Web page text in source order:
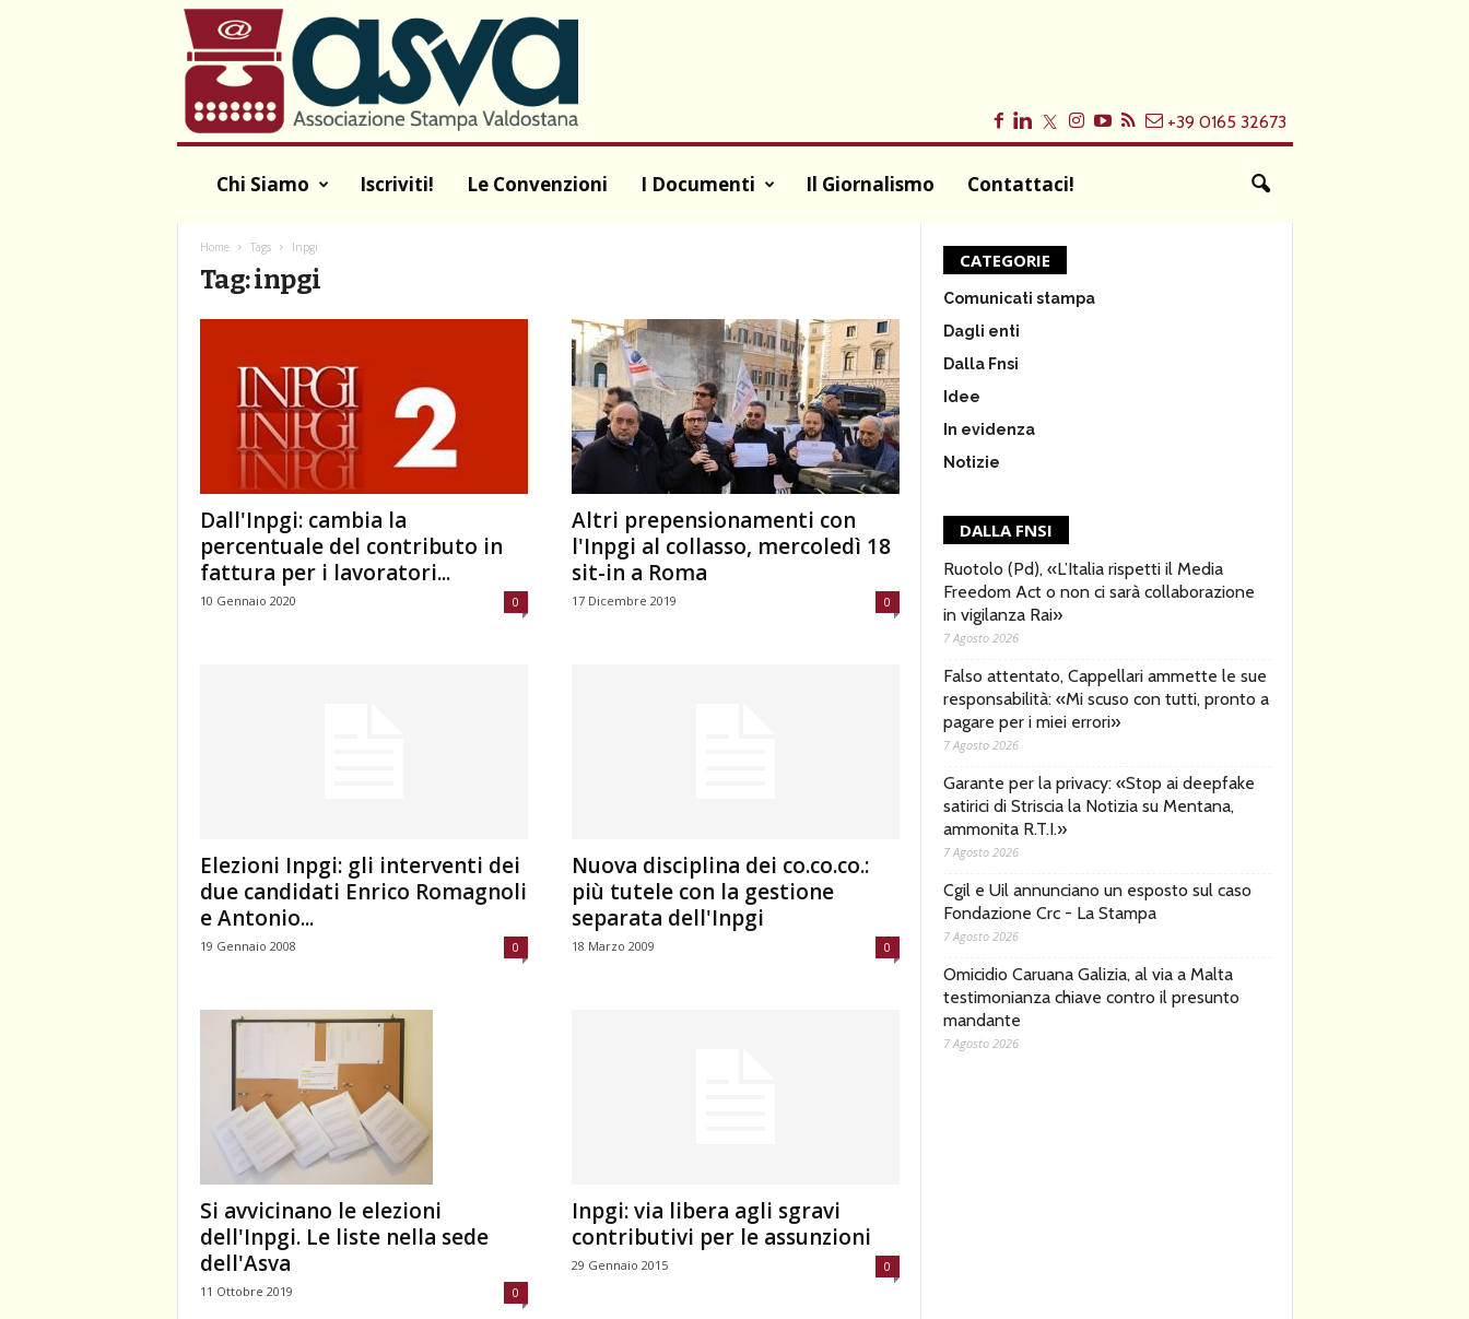
A
S
V
+39 0165 32673
Chi Siamo Iscriviti! Le Convenzioni I Documenti Il Giornalismo Contattaci!
Home Tags Inpgi
Tag: inpgi
Dall'Inpgi: cambia la
percentuale del contributo in
fattura per i lavoratori...
10 Gennaio 2020 0
Altri prepensionamenti con
l'Inpgi al collasso, mercoledì 18
sit-in a Roma
17 Dicembre 2019 0
Elezioni Inpgi: gli interventi dei
due candidati Enrico Romagnoli
e Antonio...
19 Gennaio 2008 0
Nuova disciplina dei co.co.co.:
più tutele con la gestione
separata dell'Inpgi
18 Marzo 2009 0
Si avvicinano le elezioni
dell'Inpgi. Le liste nella sede
dell'Asva
11 Ottobre 2019 0
Inpgi: via libera agli sgravi
contributivi per le assunzioni
29 Gennaio 2015 0
CATEGORIE
Comunicati stampa
Dagli enti
Dalla Fnsi
Idee
In evidenza
Notizie
DALLA FNSI
Ruotolo (Pd), «L’Italia rispetti il Media
Freedom Act o non ci sarà collaborazione
in vigilanza Rai»
7 Agosto 2026
Falso attentato, Cappellari ammette le sue
responsabilità: «Mi scuso con tutti, pronto a
pagare per i miei errori»
7 Agosto 2026
Garante per la privacy: «Stop ai deepfake
satirici di Striscia la Notizia su Mentana,
ammonita R.T.I.»
7 Agosto 2026
Cgil e Uil annunciano un esposto sul caso
Fondazione Crc - La Stampa
7 Agosto 2026
Omicidio Caruana Galizia, al via a Malta
testimonianza chiave contro il presunto
mandante
7 Agosto 2026